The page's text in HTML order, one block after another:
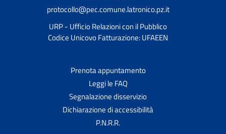
protocollo@pec.comune.latronico.pz.it
URP - Ufficio Relazioni con il Pubblico
Codice Unicovo Fatturazione: UFAEEN
Prenota appuntamento
Leggi le FAQ
Segnalazione disservizio
Dichiarazione di accessibilità
P.N.R.R.